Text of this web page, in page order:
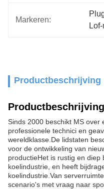
Markeren:
Productbeschrijving
Sinds 2000 beschikt MS over
professionele technici en
wereldklasse.De lidstaten
voor de ontwikkeling van
productieHet is rustig en diep
koelindustrie, en heeft
koelindustrie.Van
scenario's met vraag naar